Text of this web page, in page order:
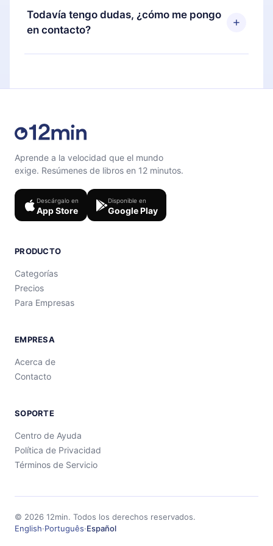
También puedes leer o escuchar tus títulos
favoritos sin conexión y desafiarte con un
puedes cancelar en cualquier momento y el
próximo ciclo de facturación no ocurrirá.
Todavía tengo dudas, ¿cómo me pongo
en contacto?
Siéntete libre de contactarnos en
Aprende a la velocidad que el mundo
exige. Resúmenes de libros en 12 minutos.
Descárgalo en
App Store
Disponible en
Google Play
PRODUCTO
Categorías
Precios
Para Empresas
EMPRESA
Acerca de
Contacto
SOPORTE
Centro de Ayuda
Política de Privacidad
Términos de Servicio
© 2026 12min. Todos los derechos reservados.
English·Português·Español